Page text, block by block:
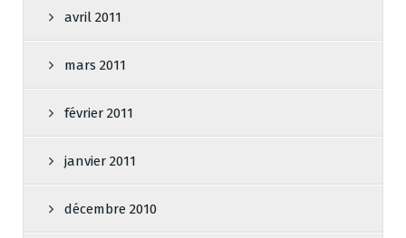
avril 2011
mars 2011
février 2011
janvier 2011
décembre 2010